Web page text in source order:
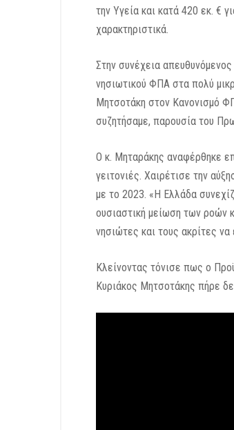
την Υγεία και κατά 420 εκ. €
χαρακτηριστικά.
Στην συνέχεια
νησιωτικού ΦΠΑ στα πολύ
Μητσοτάκη στον Κανονισμό
συζητήσαμε, παρουσία του
Ο κ. Μηταράκης αναφέρθηκε
γειτονιές. Χαιρέτισε την
με το 2023. «Η Ελλάδα
ουσιαστική μείωση των ροών
νησιώτες και τους ακρίτες
Κλείνοντας τόνισε πως ο
Κυριάκος Μητσοτάκης πήρε